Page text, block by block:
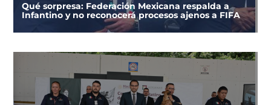
Qué sorpresa: Federación Mexicana respalda a
Infantino y no reconocerá procesos ajenos a FIFA